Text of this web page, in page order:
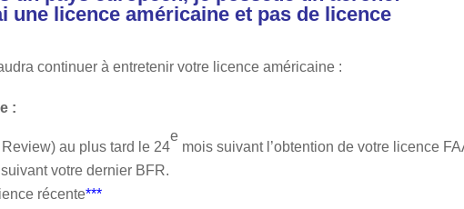
une licence américaine et pas de licence
continuer à entretenir votre licence américaine :
:
au plus tard le 24
e
mois suivant l’obtention de votre licence
votre dernier BFR.
récente***